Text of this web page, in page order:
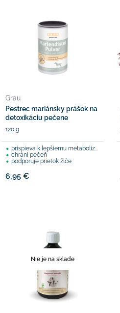
Grau
Pestrec mariánsky prášok na
detoxikáciu pečene
120 g
prispieva k lepšiemu metabolizmu
chráni pečeň
podporuje prietok žlče
6,95 €
Nie je na sklade